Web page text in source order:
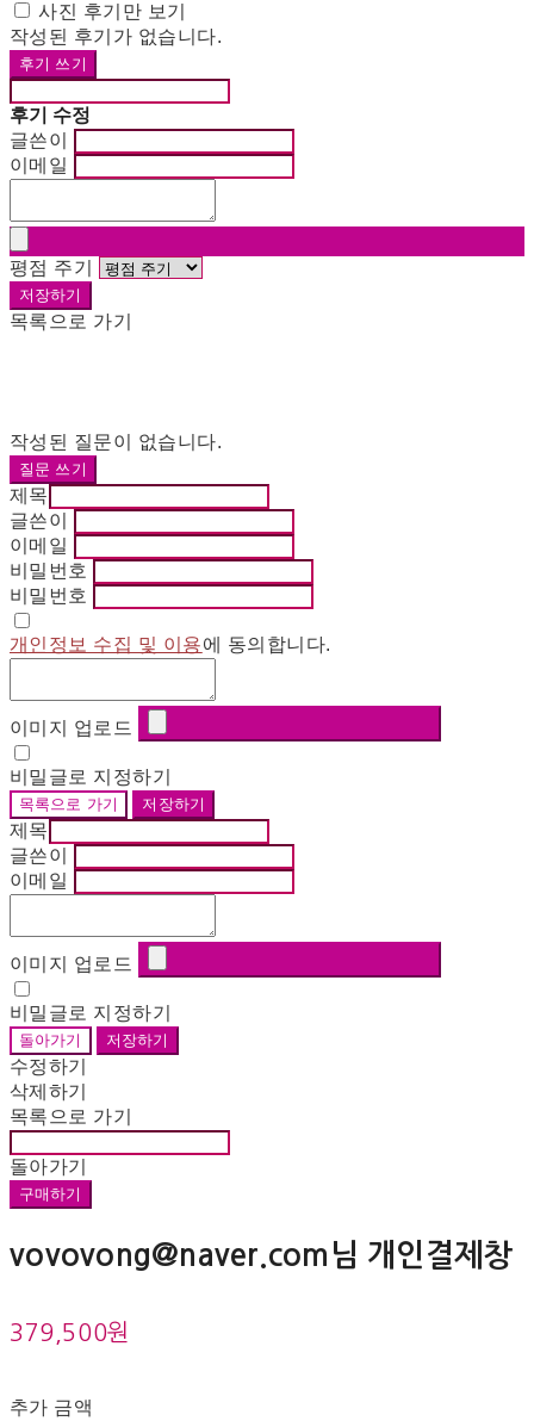
사진 후기만 보기
작성된 후기가 없습니다.
후기 쓰기
후기 수정
글쓴이
이메일
평점 주기
저장하기
목록으로 가기
작성된 질문이 없습니다.
질문 쓰기
제목
글쓴이
이메일
비밀번호
비밀번호
개인정보 수집 및 이용에 동의합니다.
이미지 업로드
비밀글로 지정하기
목록으로 가기 저장하기
제목
글쓴이
이메일
이미지 업로드
비밀글로 지정하기
돌아가기 저장하기
수정하기
삭제하기
목록으로 가기
돌아가기
구매하기
vovovong@naver.com님 개인결제창
379,500원
추가 금액